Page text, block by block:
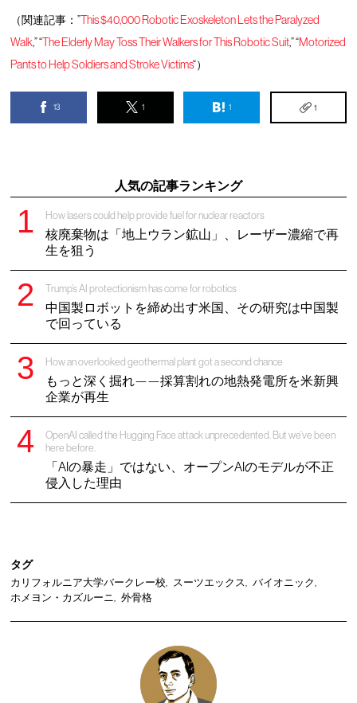
（関連記事：”This $40,000 Robotic Exoskeleton Lets the Paralyzed
Walk,” “The Elderly May Toss Their Walkers for This Robotic Suit,” “Motorized
Pants to Help Soldiers and Stroke Victims“）
13 1 1 1
人気の記事ランキング
How lasers could help provide fuel for nuclear reactors
核廃棄物は「地上ウラン鉱山」、レーザー濃縮で再
生を狙う
Trump’s AI protectionism has come for robotics
中国製ロボットを締め出す米国、その研究は中国製
で回っている
How an overlooked geothermal plant got a second chance
もっと深く掘れ——採算割れの地熱発電所を米新興
企業が再生
OpenAI called the Hugging Face attack unprecedented. But we’ve been
here before.
「AIの暴走」ではない、オープンAIのモデルが不正
侵入した理由
タグ
カリフォルニア大学バークレー校 スーツエックス
バイオニック
ホメヨン・カズルーニ
外骨格